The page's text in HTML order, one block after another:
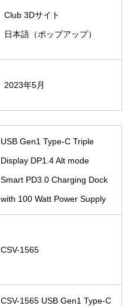
Club 3Dサイト
日本語（ポップアップ）
2023年5月
USB Gen1 Type-C Triple
Display DP1.4 Alt mode
Smart PD3.0 Charging Dock
with 100 Watt Power Supply
CSV-1565
CSV-1565 USB Gen1 Type-C